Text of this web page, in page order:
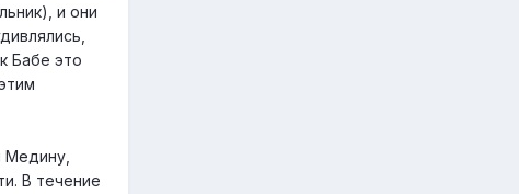
и они
Бабе это
Медину,
В течение